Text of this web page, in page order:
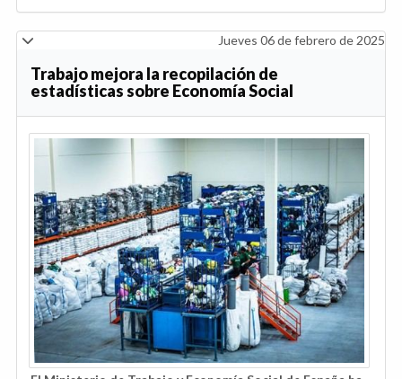
Jueves 06 de febrero de 2025
Trabajo mejora la recopilación de
estadísticas sobre Economía Social